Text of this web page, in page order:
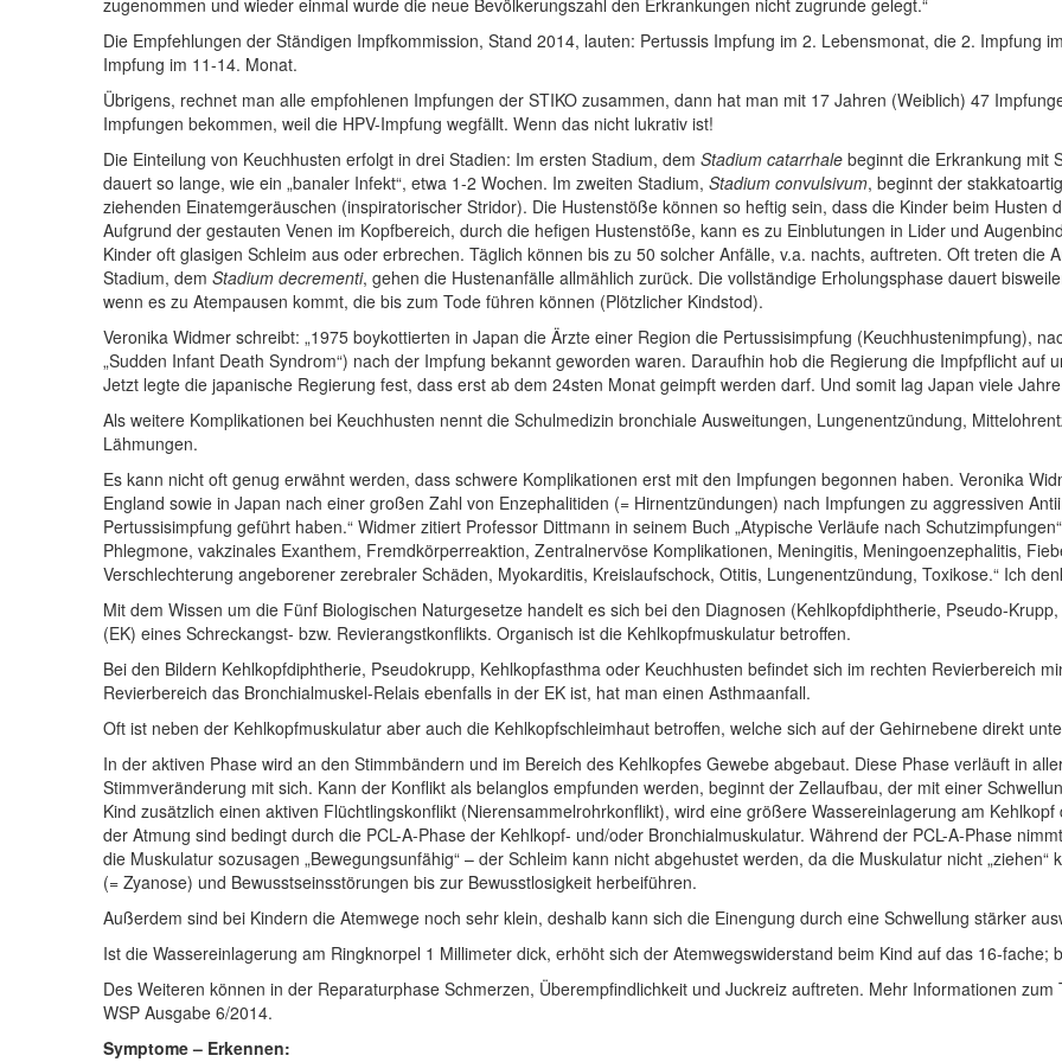
zugenommen und wieder einmal wurde die neue Bevölkerungszahl den Erkrankungen nicht zugrunde gelegt.“
Die Empfehlungen der Ständigen Impfkommission, Stand 2014, lauten: Pertussis Impfung im 2. Lebensmonat, die 2. Impfung
Impfung im 11-14. Monat.
Übrigens, rechnet man alle empfohlenen Impfungen der STIKO zusammen, dann hat man mit 17 Jahren (Weiblich) 47
Impfungen bekommen, weil die HPV-Impfung wegfällt. Wenn das nicht lukrativ ist!
Die Einteilung von Keuchhusten erfolgt in drei Stadien: Im ersten Stadium, dem Stadium catarrhale beginnt die Erkrankung mit
dauert so lange, wie ein „banaler Infekt“, etwa 1-2 Wochen. Im zweiten Stadium, Stadium convulsivum, beginnt der
ziehenden Einatemgeräuschen (inspiratorischer Stridor). Die Hustenstöße können so heftig sein, dass die Kinder beim
Aufgrund der gestauten Venen im Kopfbereich, durch die hefigen Hustenstöße, kann es zu Einblutungen in Lider und
Kinder oft glasigen Schleim aus oder erbrechen. Täglich können bis zu 50 solcher Anfälle, v.a. nachts, auftreten. Oft treten die
Stadium, dem Stadium decrementi, gehen die Hustenanfälle allmählich zurück. Die vollständige Erholungsphase dauert
wenn es zu Atempausen kommt, die bis zum Tode führen können (Plötzlicher Kindstod).
Veronika Widmer schreibt: „1975 boykottierten in Japan die Ärzte einer Region die Pertussisimpfung (Keuchhustenimpfung),
„Sudden Infant Death Syndrom“) nach der Impfung bekannt geworden waren. Daraufhin hob die Regierung die Impfpflicht auf
Jetzt legte die japanische Regierung fest, dass erst ab dem 24sten Monat geimpft werden darf. Und somit lag Japan viele
Als weitere Komplikationen bei Keuchhusten nennt die Schulmedizin bronchiale Ausweitungen, Lungenentzündung,
Lähmungen.
Es kann nicht oft genug erwähnt werden, dass schwere Komplikationen erst mit den Impfungen begonnen haben. Veronika
England sowie in Japan nach einer großen Zahl von Enzephalitiden (= Hirnentzündungen) nach Impfungen zu aggressiven
Pertussisimpfung geführt haben.“ Widmer zitiert Professor Dittmann in seinem Buch „Atypische Verläufe nach
Phlegmone, vakzinales Exanthem, Fremdkörperreaktion, Zentralnervöse Komplikationen, Meningitis, Meningoenzephalitis,
Verschlechterung angeborener zerebraler Schäden, Myokarditis, Kreislaufschock, Otitis, Lungenentzündung, Toxikose.“ Ich
Mit dem Wissen um die Fünf Biologischen Naturgesetze handelt es sich bei den Diagnosen (Kehlkopfdiphtherie, Pseudo-
(EK) eines Schreckangst- bzw. Revierangstkonflikts. Organisch ist die Kehlkopfmuskulatur betroffen.
Bei den Bildern Kehlkopfdiphtherie, Pseudokrupp, Kehlkopfasthma oder Keuchhusten befindet sich im rechten Revierbereich
Revierbereich das Bronchialmuskel-Relais ebenfalls in der EK ist, hat man einen Asthmaanfall.
Oft ist neben der Kehlkopfmuskulatur aber auch die Kehlkopfschleimhaut betroffen, welche sich auf der Gehirnebene direkt
In der aktiven Phase wird an den Stimmbändern und im Bereich des Kehlkopfes Gewebe abgebaut. Diese Phase verläuft in
Stimmveränderung mit sich. Kann der Konflikt als belanglos empfunden werden, beginnt der Zellaufbau, der mit einer
Kind zusätzlich einen aktiven Flüchtlingskonflikt (Nierensammelrohrkonflikt), wird eine größere Wassereinlagerung am
der Atmung sind bedingt durch die PCL-A-Phase der Kehlkopf- und/oder Bronchialmuskulatur. Während der PCL-A-Phase
die Muskulatur sozusagen „Bewegungsunfähig“ – der Schleim kann nicht abgehustet werden, da die Muskulatur nicht
(= Zyanose) und Bewusstseinsstörungen bis zur Bewusstlosigkeit herbeiführen.
Außerdem sind bei Kindern die Atemwege noch sehr klein, deshalb kann sich die Einengung durch eine Schwellung stärker
Ist die Wassereinlagerung am Ringknorpel 1 Millimeter dick, erhöht sich der Atemwegswiderstand beim Kind auf das 16-fache;
Des Weiteren können in der Reparaturphase Schmerzen, Überempfindlichkeit und Juckreiz auftreten. Mehr Informationen
WSP Ausgabe 6/2014.
Symptome – Erkennen: